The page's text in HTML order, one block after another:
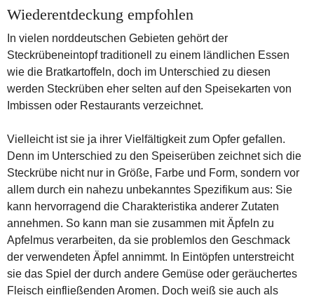
Wiederentdeckung empfohlen
In vielen norddeutschen Gebieten gehört der
Steckrübeneintopf traditionell zu einem ländlichen Essen
wie die Bratkartoffeln, doch im Unterschied zu diesen
werden Steckrüben eher selten auf den Speisekarten von
Imbissen oder Restaurants verzeichnet.
Vielleicht ist sie ja ihrer Vielfältigkeit zum Opfer gefallen.
Denn im Unterschied zu den Speiserüben zeichnet sich die
Steckrübe nicht nur in Größe, Farbe und Form, sondern vor
allem durch ein nahezu unbekanntes Spezifikum aus: Sie
kann hervorragend die Charakteristika anderer Zutaten
annehmen. So kann man sie zusammen mit Äpfeln zu
Apfelmus verarbeiten, da sie problemlos den Geschmack
der verwendeten Äpfel annimmt. In Eintöpfen unterstreicht
sie das Spiel der durch andere Gemüse oder geräuchertes
Fleisch einfließenden Aromen. Doch weiß sie auch als